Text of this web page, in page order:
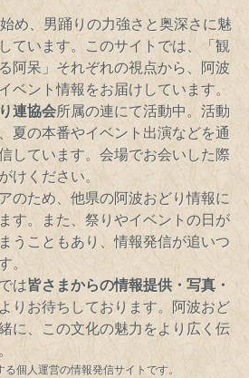
め、男踊りの力強さと奥深さに魅
ています。このサイトでは、「観
阿呆」それぞれの視点から、阿波
ベント情報をお届けしています。
連協会所属の連にて活動中。活動
夏の本番やイベント出演などを通
しています。会場でお会いした際
けください。
のため、他県の阿波おどり情報に
す。また、祭りやイベントの日が
うこともあり、情報発信が追いつ
。
は皆さまからの情報提供・写真・
りお待ちしております。阿波おど
に、この文化の魅力をより広く伝
個人運営の情報発信サイトです。